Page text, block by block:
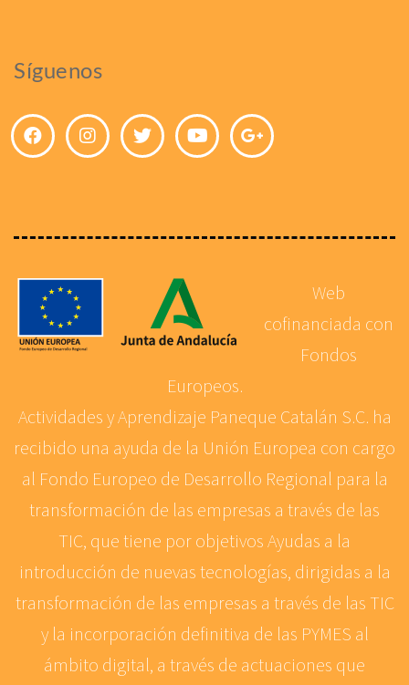
Síguenos
Web
cofinanciada con
Fondos
Europeos.
Actividades y Aprendizaje Paneque Catalán S.C. ha
recibido una ayuda de la Unión Europea con cargo
al Fondo Europeo de Desarrollo Regional para la
transformación de las empresas a través de las
TIC, que tiene por objetivos Ayudas a la
introducción de nuevas tecnologías, dirigidas a la
transformación de las empresas a través de las TIC
y la incorporación definitiva de las PYMES al
ámbito digital, a través de actuaciones que